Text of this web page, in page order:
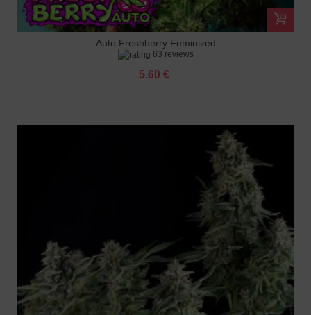
Auto Freshberry Feminized
63 reviews
5.60 €